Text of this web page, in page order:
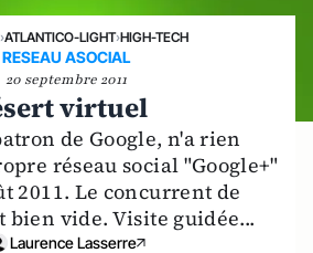
›ATLANTICO-LIGHT›HIGH-TECH
RESEAU ASOCIAL
20 septembre 2011
virtuel
de Google, n'a rien
réseau social "Google+"
2011. Le concurrent de
bien vide. Visite guidée...
Laurence Lasserre